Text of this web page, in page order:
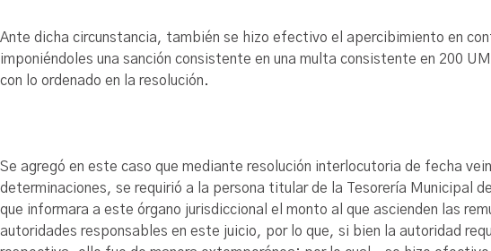
Ante dicha circunstancia, también se hizo efectivo el apercibimiento en
imponiéndoles una sanción consistente en una multa consistente en 200
con lo ordenado en la resolución.
Se agregó en este caso que mediante resolución interlocutoria de fecha
determinaciones, se requirió a la persona titular de la Tesorería Municipal
que informara a este órgano jurisdiccional el monto al que ascienden las
autoridades responsables en este juicio, por lo que, si bien la autoridad